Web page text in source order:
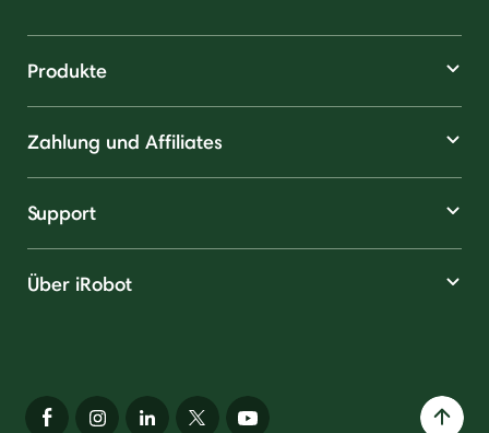
Produkte
Zahlung und Affiliates
Support
Über iRobot